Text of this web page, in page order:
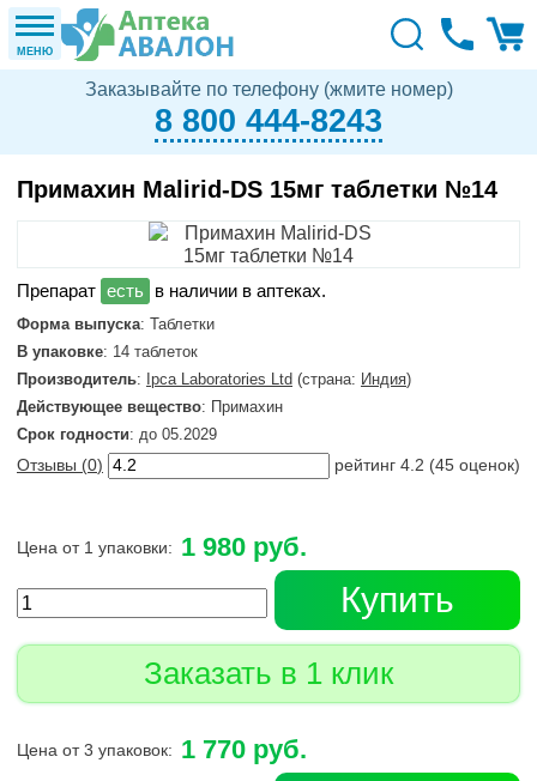
МЕНЮ
Заказывайте по телефону (жмите номер)
8 800 444-8243
Примахин Malirid-DS 15мг таблетки №14
в наличии в аптеках.
Форма выпуска: Таблетки
В упаковке: 14 таблеток
Производитель: Ipca Laboratories Ltd (страна: Индия)
Действующее вещество: Примахин
Срок годности: до 05.2029
Отзывы (0) рейтинг 4.2 (45 оценок)
Цена от 1 упаковки: 1 980 руб.
Купить
Заказать в 1 клик
Цена от 3 упаковок: 1 770 руб.